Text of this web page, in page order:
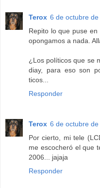
Terox 6 de octubre
Repito lo que puse
opongamos a nada.
¿Los políticos que se
diay, para eso son
ticos...
Responder
Terox 6 de octubre
Por cierto, mi tele
me escocheró el que
2006... jajaja
Responder